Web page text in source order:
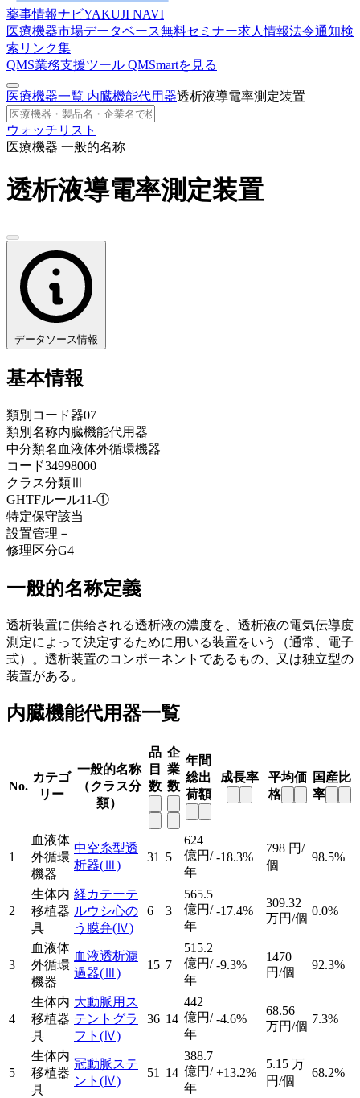
薬事情報ナビYAKUJI NAVI
医療機器市場データベース無料セミナー求人情報法令通知検
索 リンク集
QMS業務支援ツール QMSmartを見る
医療機器一覧 内臓機能代用器透析液導電率測定装置
ウォッチリスト
医療機器 一般的名称
透析液導電率測定装置
データソース情報
基本情報
類別コード器07
類別名称内臓機能代用器
中分類名 血液体外循環機器
コード34998000
クラス分類Ⅲ
GHTFルール11-①
特定保守該当
設置管理 －
修理区分G4
一般的名称定義
透析装置に供給される透析液の濃度を、透析液の電気伝導度
測定によって決定するために用いる装置をいう（通常、電子
式）。透析装置のコンポーネントであるもの、又は独立型の
装置がある。
内臓機能代用器一覧
No.
カテゴ
リー
一般的名称
（クラス分
類）
品
目
数
企
業
数
年間
総出
荷額
成長率
平均価
格
国産比
率
1
血液体
外循環
機器
中空糸型透
析器(Ⅲ)
31 5
624
億円/
年
-18.3%
798 円/
個
98.5%
2
生体内
移植器
具
経カテーテ
ルウシ心の
う膜弁(Ⅳ)
6 3
565.5
億円/
年
-17.4%
309.32
万円/個
0.0%
3
血液体
外循環
機器
血液透析濾
過器(Ⅲ)
15 7
515.2
億円/
年
-9.3%
1470
円/個
92.3%
4
生体内
移植器
具
大動脈用ス
テントグラ
フト (Ⅳ)
36 14
442
億円/
年
-4.6%
68.56
万円/個
7.3%
5
生体内
移植器
具
冠動脈ステ
ント (Ⅳ)
51 14
388.7
億円/
年
+13.2%
5.15 万
円/個
68.2%